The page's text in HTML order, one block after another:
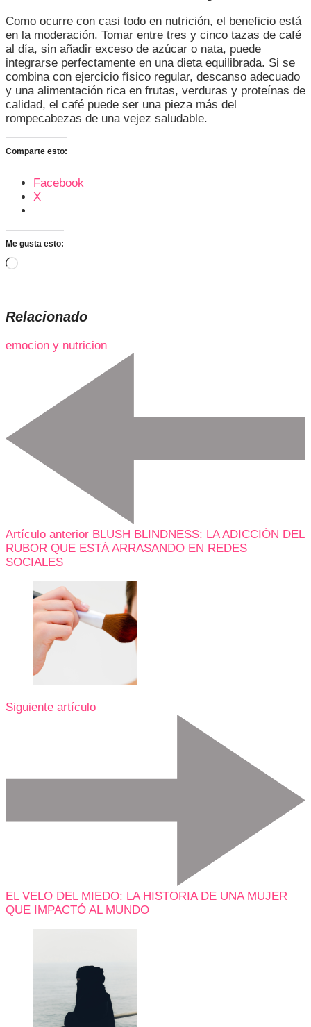
Como ocurre con casi todo en nutrición, el beneficio está
en la moderación. Tomar entre tres y cinco tazas de café
al día, sin añadir exceso de azúcar o nata, puede
integrarse perfectamente en una dieta equilibrada. Si se
combina con ejercicio físico regular, descanso adecuado
y una alimentación rica en frutas, verduras y proteínas de
calidad, el café puede ser una pieza más del
rompecabezas de una vejez saludable.
Comparte esto:
Facebook
X
Me gusta esto:
Cargando...
Relacionado
emocion y nutricion
Artículo anterior BLUSH BLINDNESS: LA ADICCIÓN DEL
RUBOR QUE ESTÁ ARRASANDO EN REDES
SOCIALES
Siguiente artículo
EL VELO DEL MIEDO: LA HISTORIA DE UNA MUJER
QUE IMPACTÓ AL MUNDO